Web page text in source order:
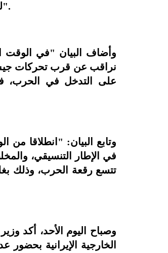
لتمريغ أنف نتنياهو بالتراب، وكبح جماح طغيان هذا الكيان الغاصب".
وأضاف البيان "في الوقت
نراقب عن قرب تحركات جيش
على التدخل في الحرب،
وتابع البيان: "انطلاقا من
في الإطار التنسيقي،
تتسع رقعة الحرب، وذلك
وصباح اليوم الأحد، أكد
الخارجية الإيرانية